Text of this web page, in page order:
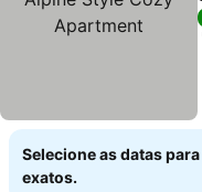
Selecione as datas
exatos.